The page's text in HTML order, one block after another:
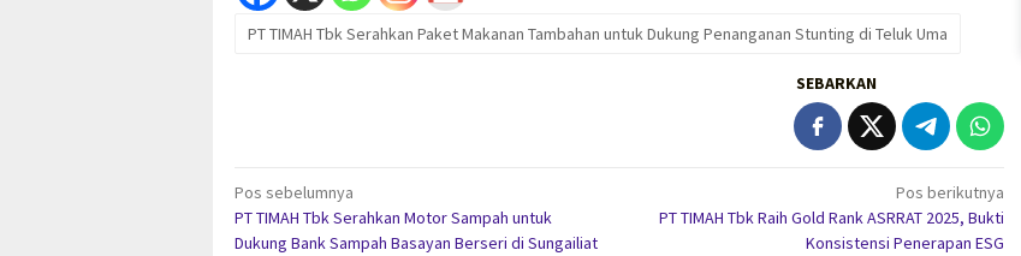
PT TIMAH Tbk Serahkan Paket Makanan Tambahan untuk Dukung Penanganan Stunting di Teluk Uma
SEBARKAN
Navigasi
pos
Pos sebelumnya
PT TIMAH Tbk Serahkan Motor Sampah untuk
Dukung Bank Sampah Basayan Berseri di Sungailiat
Pos berikutnya
PT TIMAH Tbk Raih Gold Rank ASRRAT 2025, Bukti
Konsistensi Penerapan ESG